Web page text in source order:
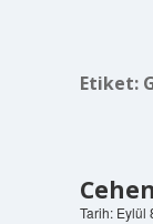
Etiket:
Tarih: Eylül